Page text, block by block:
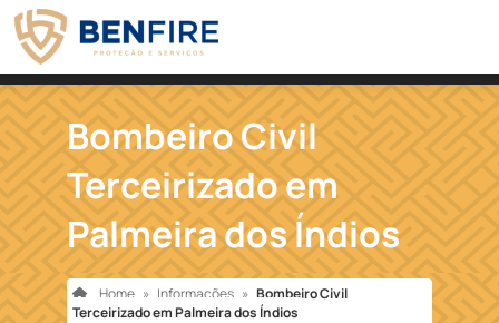
Bombeiro Civil
Terceirizado em
Palmeira dos Índios
Home » Informações » Bombeiro Civil
Terceirizado em Palmeira dos Índios